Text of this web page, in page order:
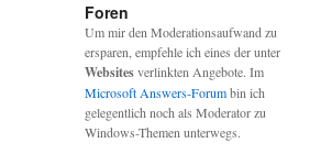
Foren
Um mir den Moderationsaufwand zu
ersparen, empfehle ich eines der unter
Websitesverlinkten Angebote. Im
Microsoft Answers-Forumbin ich
gelegentlich noch als Moderator zu
Windows-Themen unterwegs.